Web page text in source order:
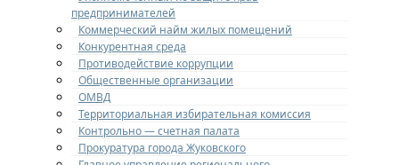
предпринимателей
Коммерческий найм жилых помещений
Конкурентная среда
Противодействие коррупции
Общественные организации
ОМВД
Территориальная избирательная комиссия
Контрольно — счетная палата
Прокуратура города Жуковского